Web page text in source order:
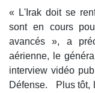
« L'Irak doit se
sont en cours
avancés », a
aérienne, le
interview vidéo
Défense. Plus tôt,